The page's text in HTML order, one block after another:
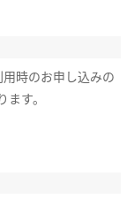
時のお申し込みの
す。